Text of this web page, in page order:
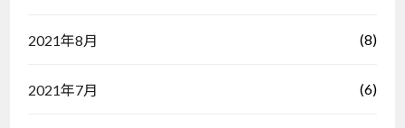
2021年8月 (8)
2021年7月 (6)